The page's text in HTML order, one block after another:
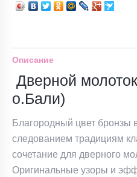
Описание
Дверной
о.Бали)
Благородный цвет бронзы
следованием традициям
сочетание для дверного
Оригинальные узоры и